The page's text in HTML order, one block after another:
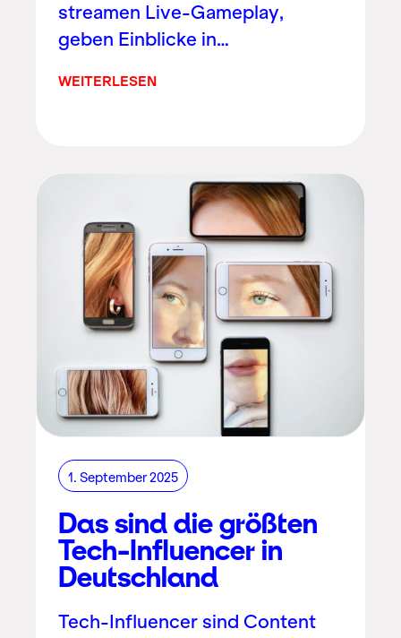
streamen Live-Gameplay,
geben Einblicke in…
WEITERLESEN
1. September 2025
Das sind die größten
Tech-Influencer in
Deutschland
Tech-Influencer sind Content